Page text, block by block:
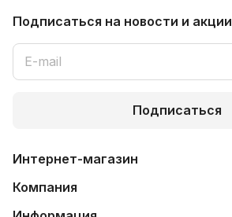
Подписаться на новости и акции
Подписаться
Интернет-магазин
Компания